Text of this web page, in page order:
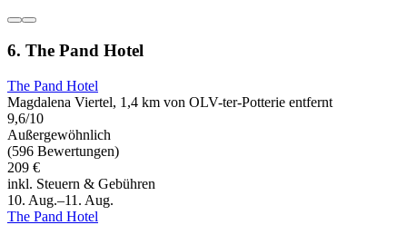
6. The Pand Hotel
The Pand Hotel
Magdalena Viertel, 1,4 km von OLV-ter-Potterie entfernt
9,6/10
Außergewöhnlich
(596 Bewertungen)
209 €
inkl. Steuern & Gebühren
10. Aug.–11. Aug.
The Pand Hotel